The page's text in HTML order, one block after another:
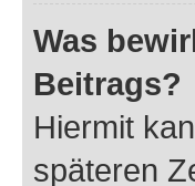
Was
Beitrags?
Hiermit
späteren